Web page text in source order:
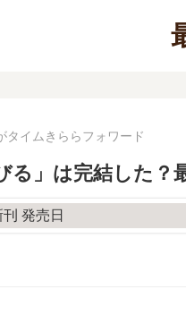
タイムきららフォワード
る」は完結した